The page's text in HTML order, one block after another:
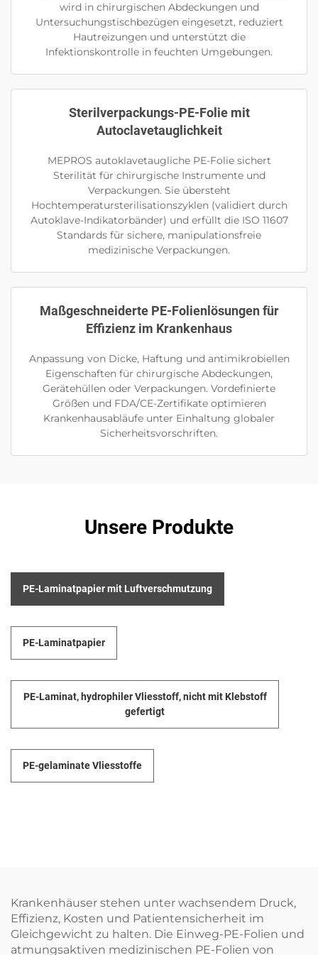
wird in chirurgischen Abdeckungen und
Untersuchungstischbezügen eingesetzt, reduziert
Hautreizungen und unterstützt die
Infektionskontrolle in feuchten Umgebungen.
Sterilverpackungs-PE-Folie mit
Autoclavetauglichkeit
MEPROS autoklavetaugliche PE-Folie sichert
Sterilität für chirurgische Instrumente und
Verpackungen. Sie übersteht
Hochtemperatursterilisationszyklen (validiert durch
Autoklave-Indikatorbänder) und erfüllt die ISO 11607
Standards für sichere, manipulationsfreie
medizinische Verpackungen.
Maßgeschneiderte PE-Folienlösungen für
Effizienz im Krankenhaus
Anpassung von Dicke, Haftung und antimikrobiellen
Eigenschaften für chirurgische Abdeckungen,
Gerätehüllen oder Verpackungen. Vordefinierte
Größen und FDA/CE-Zertifikate optimieren
Krankenhausabläufe unter Einhaltung globaler
Sicherheitsvorschriften.
Unsere Produkte
PE-Laminatpapier mit Luftverschmutzung
PE-Laminatpapier
PE-Laminat, hydrophiler Vliesstoff, nicht mit Klebstoff
gefertigt
PE-gelaminate Vliesstoffe
Krankenhäuser stehen unter wachsendem Druck,
Effizienz, Kosten und Patientensicherheit im
Gleichgewicht zu halten. Die Einweg-PE-Folien und
atmungsaktiven medizinischen PE-Folien von